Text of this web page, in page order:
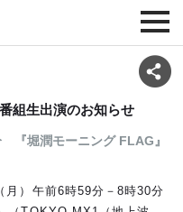
組生出演のお知らせ
『堀潤モーニング FLAG』
月）午前6時59分－8時30分